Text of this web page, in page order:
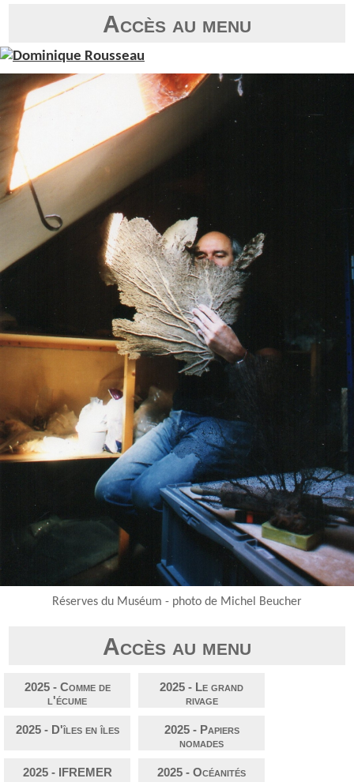
Accès au menu
Réserves du Muséum - photo de Michel Beucher
Accès au menu
2025 - Comme de
l'écume
2025 - Le grand
rivage
2025 - D'îles en îles
2025 - Papiers
nomades
2025 - IFREMER 2025 - Océanités